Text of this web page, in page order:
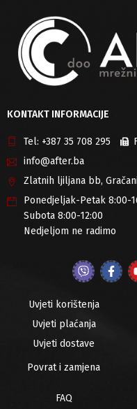
KONTAKT INFORMACIJE
Tel: +387 35 708 295
info@after.ba
Zlatnih ljiljana bb,
Ponedjeljak-Petak 8:00-
Subota 8:00-12:00
Nedjeljom ne radimo
Uvjeti korištenja
Uvjeti plaćanja
Uvjeti dostave
Povrat i zamjena
FAQ